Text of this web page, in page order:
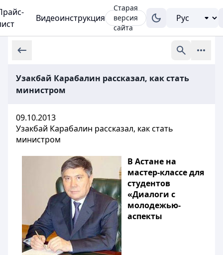
Видеоинструкция
Старая
версия
сайта
Узакбай Карабалин рассказал, как стать
министром
09.10.2013
Узакбай Карабалин рассказал, как стать
министром
В Астане на
мастер-классе для
студентов
«Диалоги с
молодежью-
аспекты